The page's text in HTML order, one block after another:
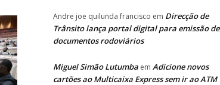
Andre joe quilunda francisco em Direcção de
Trânsito lança portal digital para emissão de
documentos rodoviários
Miguel Simão Lutumba em Adicione novos
cartões ao Multicaixa Express sem ir ao ATM